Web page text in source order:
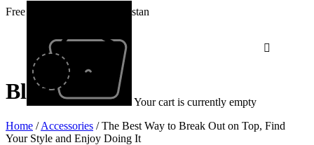
Free Shipping All Over Pakistan
Your cart is currently empty
Blog
Home / Accessories / The Best Way to Break Out on Top, Find
Your Style and Enjoy Doing It